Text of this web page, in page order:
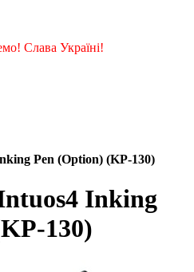
Слава Україні!
Pen (Option) (KP-130)
Inking
130)